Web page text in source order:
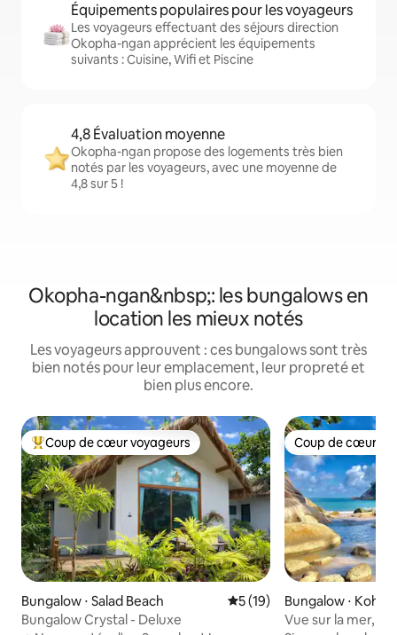
Équipements populaires pour les voyageurs
Les voyageurs effectuant des séjours direction
Okopha-ngan apprécient les équipements
suivants : Cuisine, Wifi et Piscine
4,8 Évaluation moyenne
Okopha-ngan propose des logements très bien
notés par les voyageurs, avec une moyenne de
4,8 sur 5 !
Okopha-ngan&nbsp;: les bungalows en
location les mieux notés
Les voyageurs approuvent : ces bungalows sont très
bien notés pour leur emplacement, leur propreté et
bien plus encore.
Coups de cœur voyageurs les plus appréciés
Coup de cœur voyageurs
Bungalow ⋅ Salad Beach Évaluation moyenne sur la
5 (19)
Bungalow Crystal - Deluxe
Coup de cœur
Coup de cœur
Bungalow ⋅ Koh
Vue sur la mer,